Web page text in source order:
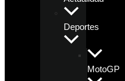
Deportes
MotoGP